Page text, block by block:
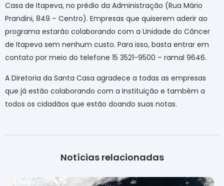
Casa de Itapeva, no prédio da Administração (Rua Mário
Prandini, 849 – Centro). Empresas que quiserem aderir ao
programa estarão colaborando com a Unidade do Câncer
de Itapeva sem nenhum custo. Para isso, basta entrar em
contato por meio do telefone 15 3521-9500 – ramal 9646.
A Diretoria da Santa Casa agradece a todas as empresas
que já estão colaborando com a Instituição e também a
todos os cidadãos que estão doando suas notas.
Notícias relacionadas